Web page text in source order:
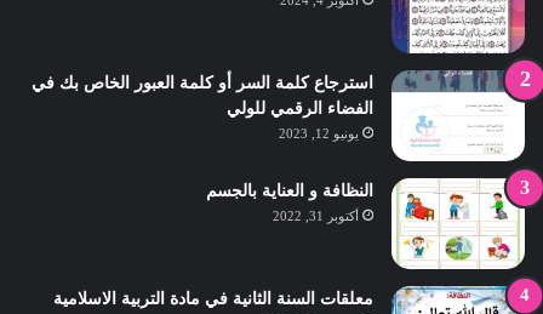
استرجاع كلمة السر أو كلمة العبور الخاص بك في
الفضاء الرقمي للولي
يونيو 12, 2023
النظافة و العناية بالجسم
أكتوبر 31, 2022
معلقات السنة الثانية في مادة التربية الاسلامية